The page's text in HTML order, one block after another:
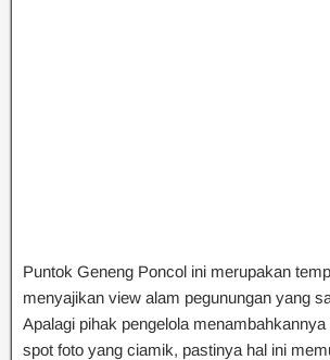
Puntok Geneng Poncol ini merupakan
menyajikan view alam pegunungan yang
Apalagi pihak pengelola
spot foto yang ciamik, pastinya hal ini